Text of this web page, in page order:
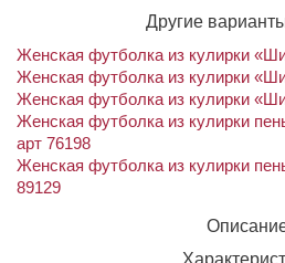
Другие
Женская футболка из кулирки
Женская футболка из кулирки
Женская футболка из кулирки
Женская футболка из кулирки
арт 76198
Женская футболка из кулирки
89129